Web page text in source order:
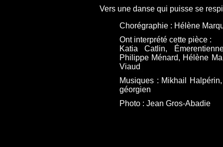
Vers une danse qui puisse se
Chorégraphie : Hélène
Ont interprété cette pièce :
Katia Catlin,
Philippe Ménard, Hélène
Viaud
Musiques : Mikhail
géorgien
Photo : Jean Gros-Abadie